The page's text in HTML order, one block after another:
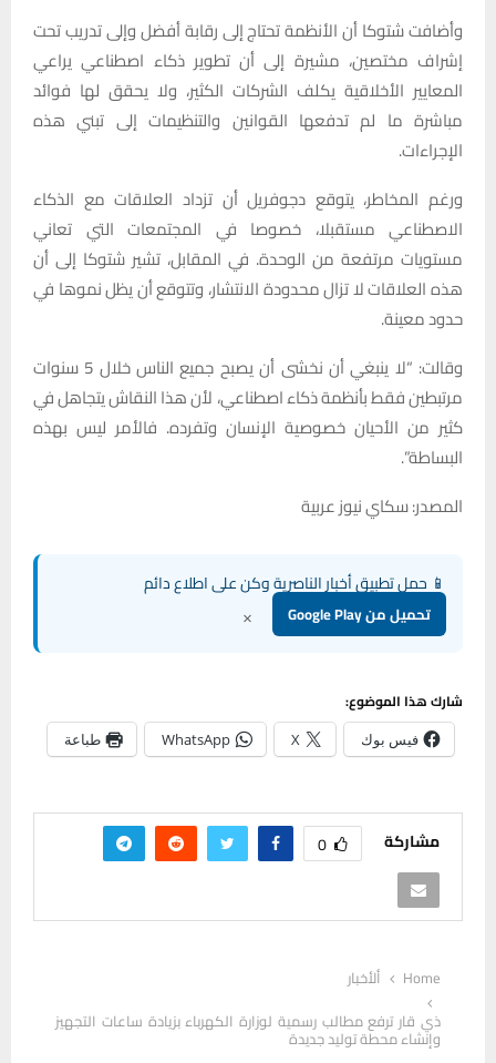
وأضافت شتوكا أن الأنظمة تحتاج إلى رقابة أفضل وإلى تدريب تحت
إشراف مختصين، مشيرة إلى أن تطوير ذكاء اصطناعي يراعي
المعايير الأخلاقية يكلف الشركات الكثير، ولا يحقق لها فوائد
مباشرة ما لم تدفعها القوانين والتنظيمات إلى تبني هذه
الإجراءات.
ورغم المخاطر، يتوقع دجوفريل أن تزداد العلاقات مع الذكاء
الاصطناعي مستقبلا، خصوصا في المجتمعات التي تعاني
مستويات مرتفعة من الوحدة. في المقابل، تشير شتوكا إلى أن
هذه العلاقات لا تزال محدودة الانتشار، وتتوقع أن يظل نموها في
حدود معينة.
وقالت: “لا ينبغي أن نخشى أن يصبح جميع الناس خلال 5 سنوات
مرتبطين فقط بأنظمة ذكاء اصطناعي، لأن هذا النقاش يتجاهل في
كثير من الأحيان خصوصية الإنسان وتفرده. فالأمر ليس بهذه
البساطة”.
المصدر: سكاي نيوز عربية
📱 حمل تطبيق أخبار الناصرية وكن على اطلاع دائم
تحميل من Google Play ×
شارك هذا الموضوع:
فيس بوك X
WhatsApp طباعة
مشاركة 0
Home
ألأخبار
ذي قار ترفع مطالب رسمية لوزارة الكهرباء بزيادة ساعات التجهيز
وإنشاء محطة توليد جديدة